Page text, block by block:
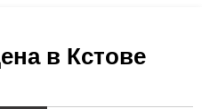
в Кстове